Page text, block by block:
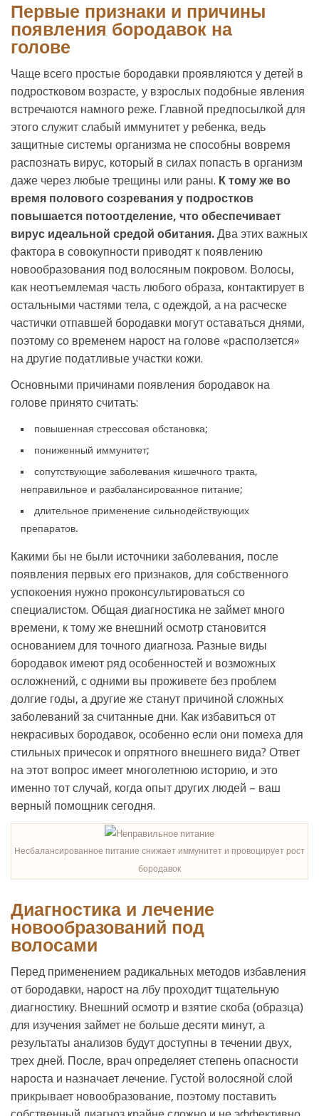
Первые признаки и причины
появления бородавок на
голове
Чаще всего простые бородавки проявляются у детей в
подростковом возрасте, у взрослых подобные явления
встречаются намного реже. Главной предпосылкой для
этого служит слабый иммунитет у ребенка, ведь
защитные системы организма не способны вовремя
распознать вирус, который в силах попасть в организм
даже через любые трещины или раны. К тому же во
время полового созревания у подростков
повышается потоотделение, что обеспечивает
вирус идеальной средой обитания. Два этих важных
фактора в совокупности приводят к появлению
новообразования под волосяным покровом. Волосы,
как неотъемлемая часть любого образа, контактирует в
остальными частями тела, с одеждой, а на расческе
частички отпавшей бородавки могут оставаться днями,
поэтому со временем нарост на голове «расползется»
на другие податливые участки кожи.
Основными причинами появления бородавок на
голове принято считать:
повышенная стрессовая обстановка;
пониженный иммунитет;
сопутствующие заболевания кишечного тракта,
неправильное и разбалансированное питание;
длительное применение сильнодействующих
препаратов.
Какими бы не были источники заболевания, после
появления первых его признаков, для собственного
успокоения нужно проконсультироваться со
специалистом. Общая диагностика не займет много
времени, к тому же внешний осмотр становится
основанием для точного диагноза. Разные виды
бородавок имеют ряд особенностей и возможных
осложнений, с одними вы проживете без проблем
долгие годы, а другие же станут причиной сложных
заболеваний за считанные дни. Как избавиться от
некрасивых бородавок, особенно если они помеха для
стильных причесок и опрятного внешнего вида? Ответ
на этот вопрос имеет многолетнюю историю, и это
именно тот случай, когда опыт других людей – ваш
верный помощник сегодня.
Несбалансированное питание снижает иммунитет и провоцирует рост
бородавок
Диагностика и лечение
новообразований под
волосами
Перед применением радикальных методов избавления
от бородавки, нарост на лбу проходит тщательную
диагностику. Внешний осмотр и взятие скоба (образца)
для изучения займет не больше десяти минут, а
результаты анализов будут доступны в течении двух,
трех дней. После, врач определяет степень опасности
нароста и назначает лечение. Густой волосяной слой
прикрывает новообразование, поэтому поставить